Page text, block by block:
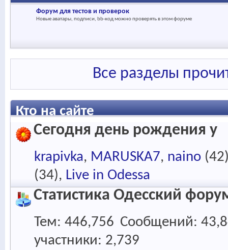
Форум для тестов и проверок
Новые аватары, подписи, bb-код можно проверять в этом форуме
Все разделы
Кто на сайте
Сегодня день рождения у
krapivka MARUSKA7 naino
(34)
Live in Odessa
Статистика Одесский
Тем 446,756 Сообщений
участники
2,739